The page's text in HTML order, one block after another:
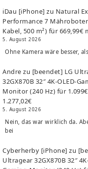
iDau [iPhone] zu Natural
Performance 7
Kabel, 500 m²) für 669,99€
5. August 2026
Ohne Kamera wäre besser,
Andre zu [beendet] LG
32GX870B 32″ 4K-OLED-
Monitor (240 Hz) für
1.277,02€
5. August 2026
Nein, das war wirklich da.
bei
Cyberherby [iPhone] zu
Ultragear 32GX870B 32″